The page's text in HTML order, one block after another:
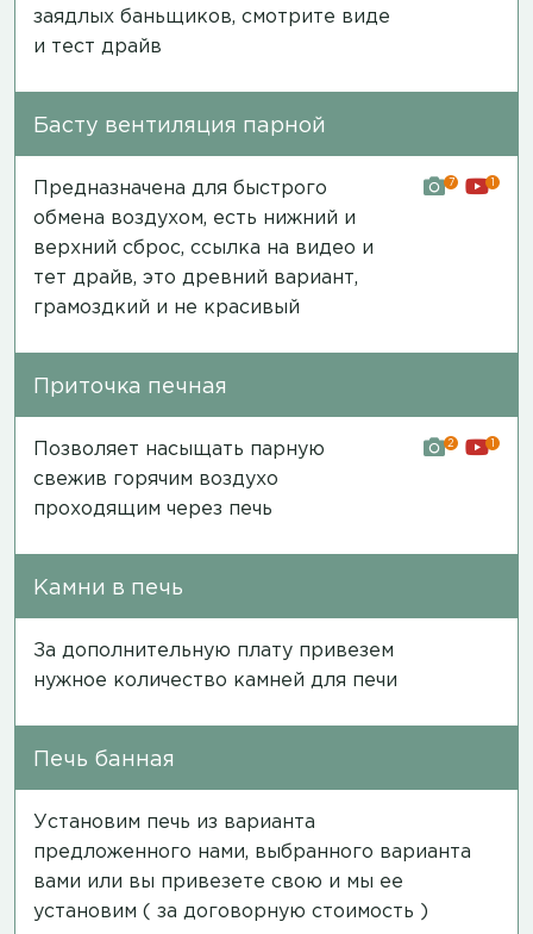
заядлых баньщиков, смотрите виде
и тест драйв
Басту вентиляция парной
Предназначена для быстрого
обмена воздухом, есть нижний и
верхний сброс, ссылка на видео и
тет драйв, это древний вариант,
грамоздкий и не красивый
7 1
Приточка печная
Позволяет насыщать парную
свежив горячим воздухо
проходящим через печь
2 1
Камни в печь
За дополнительную плату привезем
нужное количество камней для печи
Печь банная
Установим печь из варианта
предложенного нами, выбранного варианта
вами или вы привезете свою и мы ее
установим ( за договорную стоимость )